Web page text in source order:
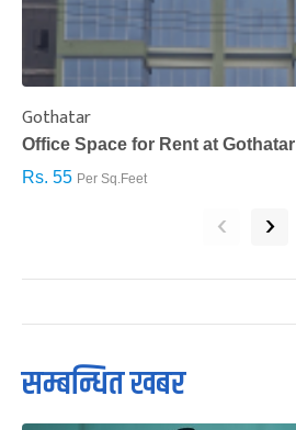
Gothatar
Office Space for Rent at Gothatar
Rs. 55 Per Sq.Feet
‹ ›
सम्बन्धित खबर